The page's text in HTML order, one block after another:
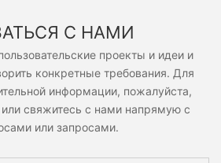
С НАМИ
проекты и идеи и
конкретные требования. Для
информации, пожалуйста,
или свяжитесь с нами напрямую с
или запросами.